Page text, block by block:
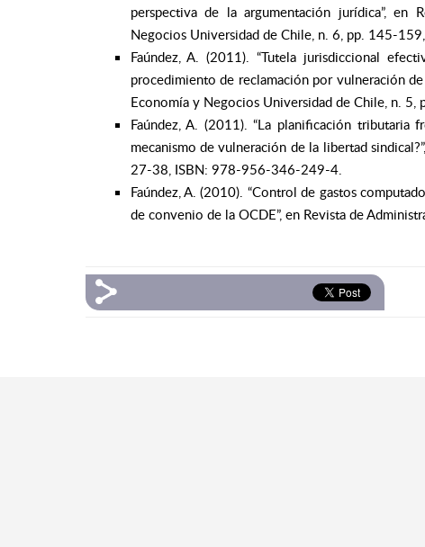
perspectiva de la argumentación jurídica”, en
Negocios Universidad de Chile, n. 6, pp. 145-
Faúndez, A. (2011). “Tutela jurisdiccional
procedimiento de reclamación por vulneración
Economía y Negocios Universidad de Chile, n.
Faúndez, A. (2011). “La planificación
mecanismo de vulneración de la libertad
27-38, ISBN: 978-956-346-249-4.
Faúndez, A. (2010). “Control de gastos
de convenio de la OCDE”, en Revista de